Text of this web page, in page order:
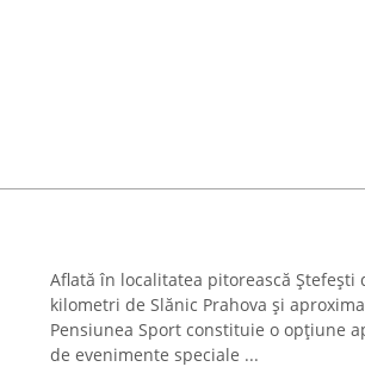
Aflată în localitatea pitorească Ștefești
kilometri de Slănic Prahova și
Pensiunea Sport constituie o opțiune
de evenimente speciale ...